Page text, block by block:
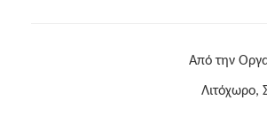
Από την
Λιτόχωρο,